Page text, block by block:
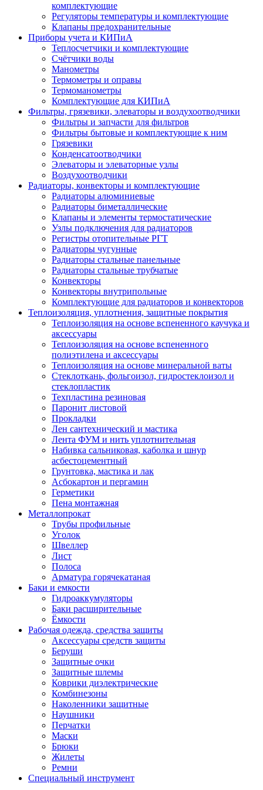
комплектующие
Регуляторы температуры и комплектующие
Клапаны предохранительные
Приборы учета и КИПиА
Теплосчетчики и комплектующие
Счётчики воды
Манометры
Термометры и оправы
Термоманометры
Комплектующие для КИПиА
Фильтры, грязевики, элеваторы и воздухоотводчики
Фильтры и запчасти для фильтров
Фильтры бытовые и комплектующие к ним
Грязевики
Конденсатоотводчики
Элеваторы и элеваторные узлы
Воздухоотводчики
Радиаторы, конвекторы и комплектующие
Радиаторы алюминиевые
Радиаторы биметаллические
Клапаны и элементы термостатические
Узлы подключения для радиаторов
Регистры отопительные РГТ
Радиаторы чугунные
Радиаторы стальные панельные
Радиаторы стальные трубчатые
Конвекторы
Конвекторы внутрипольные
Комплектующие для радиаторов и конвекторов
Теплоизоляция, уплотнения, защитные покрытия
Теплоизоляция на основе вспененного каучука и
аксессуары
Теплоизоляция на основе вспененного
полиэтилена и аксессуары
Теплоизоляция на основе минеральной ваты
Стеклоткань, фольгоизол, гидростеклоизол и
стеклопластик
Техпластина резиновая
Паронит листовой
Прокладки
Лен сантехнический и мастика
Лента ФУМ и нить уплотнительная
Набивка сальниковая, каболка и шнур
асбестоцементный
Грунтовка, мастика и лак
Асбокартон и пергамин
Герметики
Пена монтажная
Металлопрокат
Трубы профильные
Уголок
Швеллер
Лист
Полоса
Арматура горячекатаная
Баки и емкости
Гидроаккумуляторы
Баки расширительные
Ёмкости
Рабочая одежда, средства защиты
Аксессуары средств защиты
Беруши
Защитные очки
Защитные шлемы
Коврики диэлектрические
Комбинезоны
Наколенники защитные
Наушники
Перчатки
Маски
Брюки
Жилеты
Ремни
Специальный инструмент